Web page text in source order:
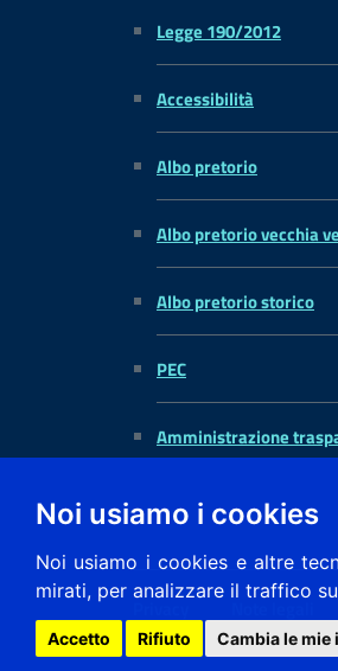
Noi usiamo i cookies
Noi usiamo i cookies e altre
mirati, per analizzare il traffico
Accetto Rifiuto Cambia le
Legge 190/2012
Accessibilità
Albo pretorio
Albo pretorio vecchia
Albo pretorio storico
PEC
Amministrazione
Privacy Note legali